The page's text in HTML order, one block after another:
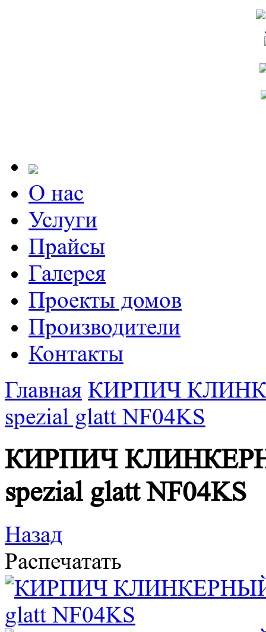
О нас
Услуги
Прайсы
Галерея
Проекты домов
Производители
Контакты
Главная КИРПИЧ
spezial glatt NF04KS
КИРПИЧ
spezial glatt NF04KS
Назад
Распечатать